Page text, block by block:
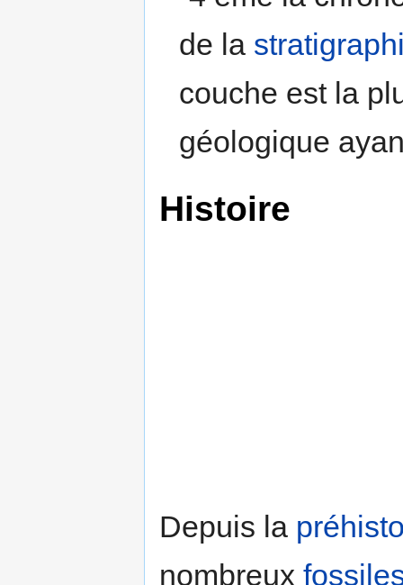
de la
couche est la
géologique
Histoire
Depuis la
nombreux